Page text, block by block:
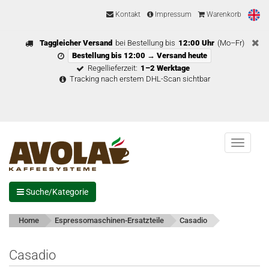
Kontakt Impressum Warenkorb
Taggleicher Versand bei Bestellung bis 12:00 Uhr (Mo–Fr)
Bestellung bis 12:00 → Versand heute
Regellieferzeit: 1–2 Werktage
Tracking nach erstem DHL-Scan sichtbar
Menu
Suche/Kategorie
Home Espressomaschinen-Ersatzteile Casadio
Casadio